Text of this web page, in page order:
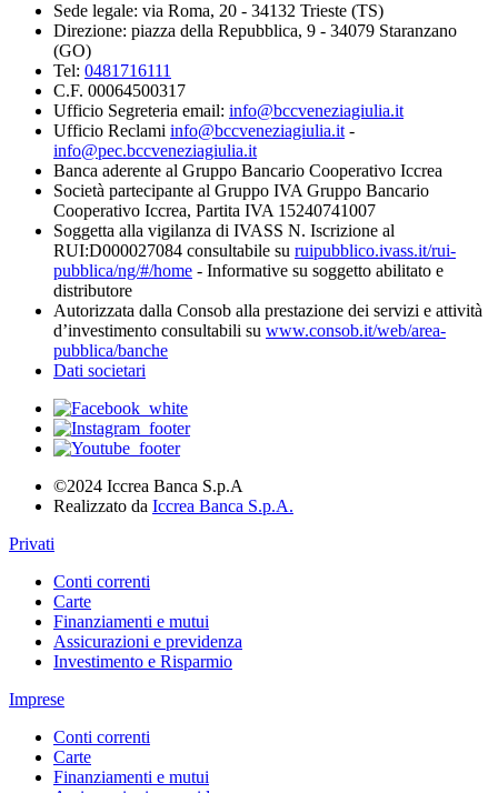
Sede legale: via Roma, 20 - 34132 Trieste (TS)
Direzione: piazza della Repubblica, 9 - 34079 Staranzano
(GO)
Tel: 0481716111
C.F. 00064500317
Ufficio Segreteria email: info@bccveneziagiulia.it
Ufficio Reclami info@bccveneziagiulia.it -
info@pec.bccveneziagiulia.it
Banca aderente al Gruppo Bancario Cooperativo Iccrea
Società partecipante al Gruppo IVA Gruppo Bancario
Cooperativo Iccrea, Partita IVA 15240741007
Soggetta alla vigilanza di IVASS N. Iscrizione al
RUI:D000027084 consultabile su ruipubblico.ivass.it/rui-
pubblica/ng/#/home - Informative su soggetto abilitato e
distributore
Autorizzata dalla Consob alla prestazione dei servizi e attività
d’investimento consultabili su www.consob.it/web/area-
pubblica/banche
Dati societari
©2024 Iccrea Banca S.p.A
Realizzato da Iccrea Banca S.p.A.
Privati
Conti correnti
Carte
Finanziamenti e mutui
Assicurazioni e previdenza
Investimento e Risparmio
Imprese
Conti correnti
Carte
Finanziamenti e mutui